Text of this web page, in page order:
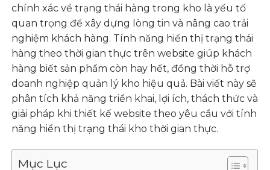
chính xác về trạng thái hàng trong kho là yếu tố
quan trọng để xây dựng lòng tin và nâng cao trải
nghiệm khách hàng. Tính năng hiển thị trạng thái
hàng theo thời gian thực trên website giúp khách
hàng biết sản phẩm còn hay hết, đồng thời hỗ trợ
doanh nghiệp quản lý kho hiệu quả. Bài viết này sẽ
phân tích khả năng triển khai, lợi ích, thách thức và
giải pháp khi thiết kế website theo yêu cầu với tính
năng hiển thị trạng thái kho thời gian thực.
Mục Lục